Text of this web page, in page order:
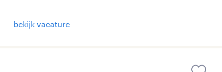
bekijk vacature